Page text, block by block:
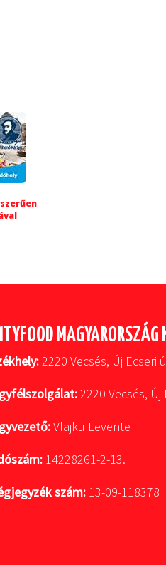
MAGYARORSZÁG
2220 Vecsés, Új Ecseri
2220 Vecsés, Új
Vlajku Levente
14228261-2-13.
szám: 13-09-118378